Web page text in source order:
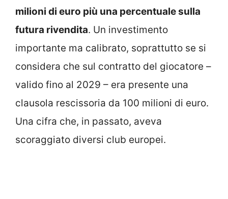
milioni di euro più una percentuale sulla
futura rivendita. Un investimento
importante ma calibrato, soprattutto se si
considera che sul contratto del giocatore –
valido fino al 2029 – era presente una
clausola rescissoria da 100 milioni di euro.
Una cifra che, in passato, aveva
scoraggiato diversi club europei.